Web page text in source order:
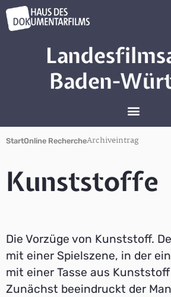
Baden-
StartOnline RechercheArchiveintrag
Kunststoffe
Die Vorzüge von Kunststoff.
mit einer Spielszene, in der
mit einer Tasse aus
Zunächst beeindruckt der